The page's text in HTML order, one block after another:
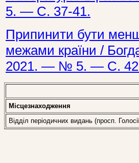
5. — С. 37-41.
Припинити бути
межами країни /
2021. — № 5. — С.
Місцезнаходження
Відділ періодичних видань (просп.